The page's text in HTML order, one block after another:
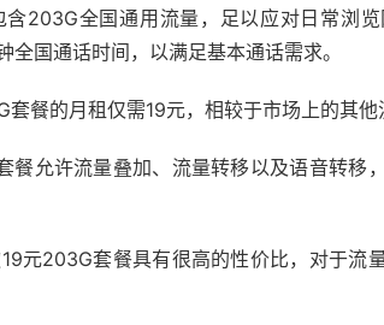
203G全国通用流量，足以应对日常浏
国通话时间，以满足基本通话需求。
餐的月租仅需19元，相较于市场上的其他
餐允许流量叠加、流量转移以及语音转移
元203G套餐具有很高的性价比，对于流